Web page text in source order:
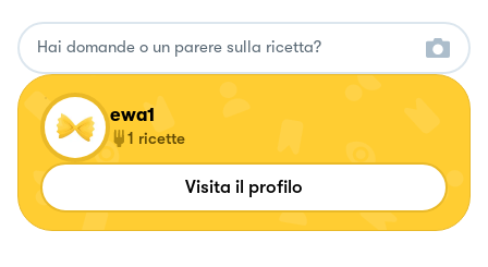
ewa1
1 ricette
Visita il profilo